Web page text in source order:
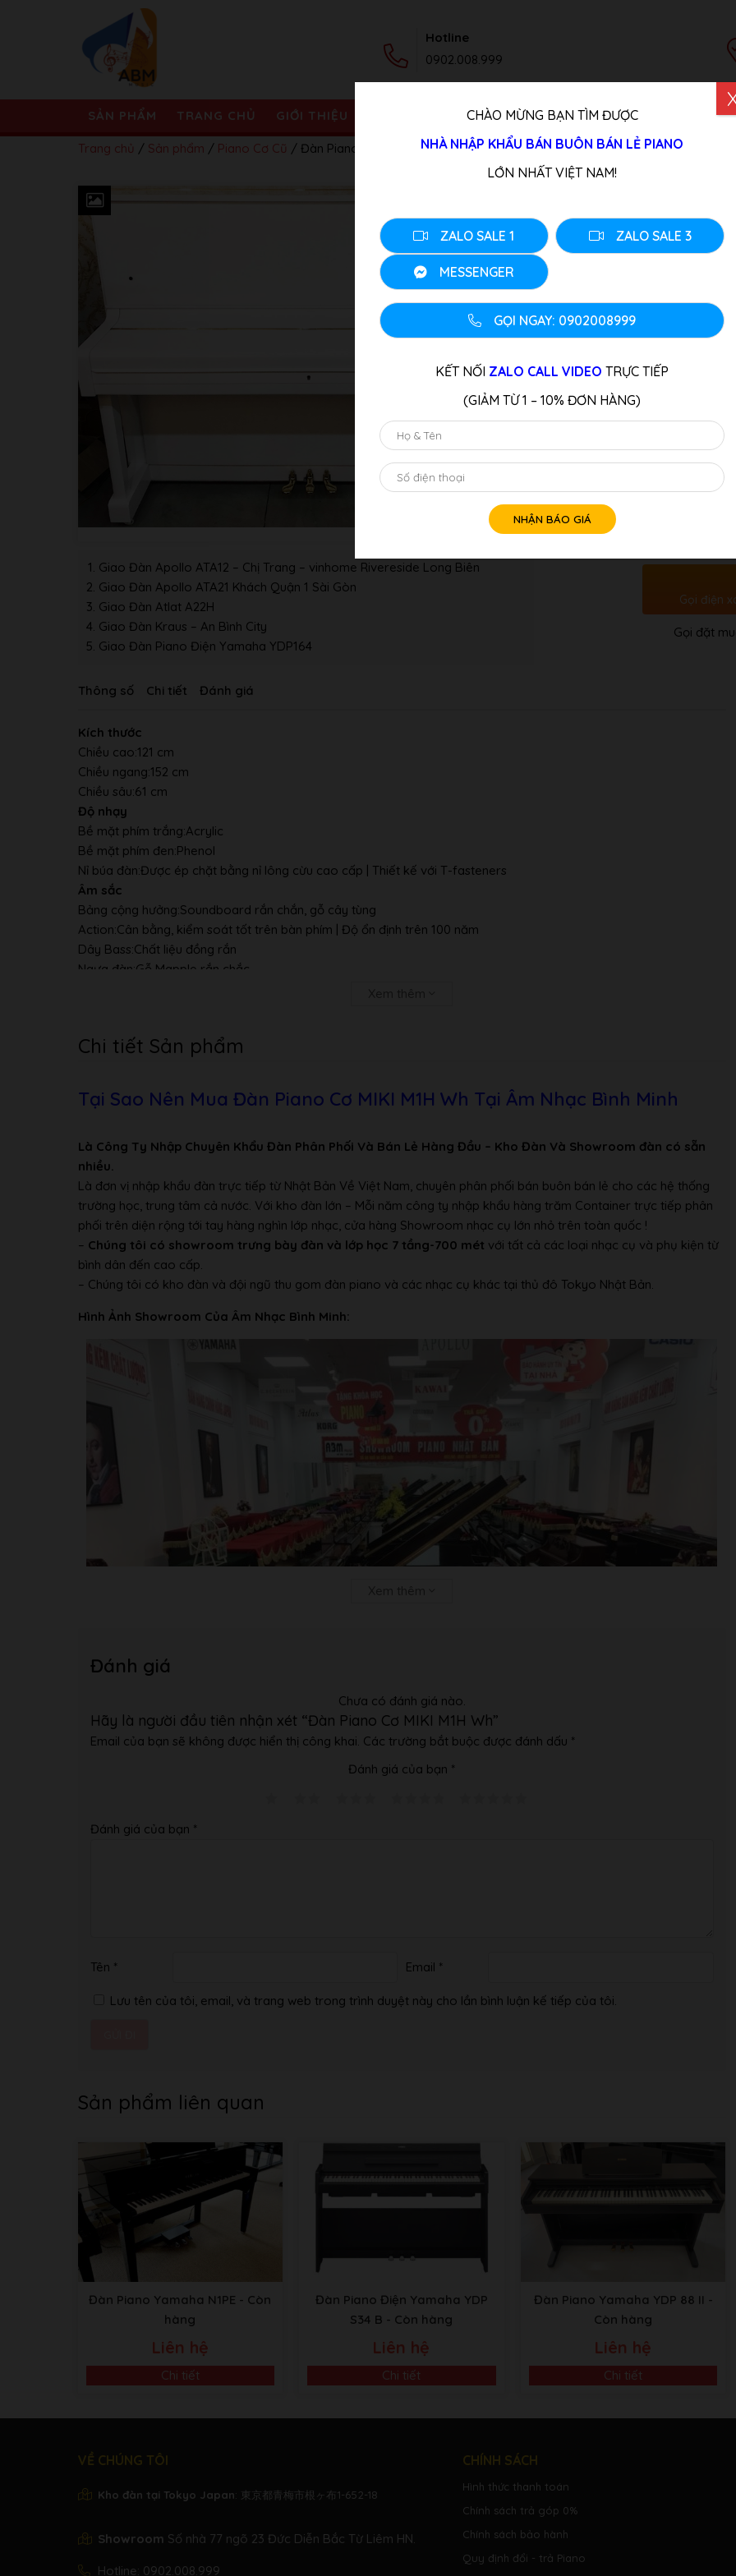
Hotline
0902.008.999
SẢN PHẨM TRANG CHỦ GIỚI THIỆU TIN TỨC LIÊN HỆ
Trang chủ / Sản phẩm / Piano Cơ Cũ / Đàn Piano Cơ MIKI M1H Wh
Giao Đàn Apollo ATA12 – Chị Trang – vinhome Rivereside Long Biên
Giao Đàn Apollo ATA21 Khách Quận 1 Sài Gòn
Giao Đàn Atlat A22H
Giao Đàn Kraus – An Bình City
Giao Đàn Piano Điện Yamaha YDP164
Đàn Piano Cơ MIKI
Thương hiệu:Hãng Khác
Tình trang: Liên Hệ
0₫
Piano Miki là thương hiệu con
nội địa Nhật. Nguyên bản
bảo chất lượng âm thanh và
LƯU Ý:
Quý Khách Liên Hệ: Hotline/
Tư vấn
Gọi điện
Gọi đặt
Thông số Chi tiết Đánh giá
Kích thước
Chiều cao:121 cm
Chiều ngang:152 cm
Chiều sâu:61 cm
Độ nhạy
Bề mặt phím trắng:Acrylic
Bề mặt phím đen:Phenol
Nỉ búa đàn:Được ép chặt bằng nỉ lông cừu cao cấp | Thiết kế với T-fasteners
Âm sắc
Bảng cộng hưởng:Soundboard rắn chắn, gỗ cây tùng
Action:Cân bằng, kiểm soát tốt trên bàn phím | Độ ổn định trên 100 năm
Dây Bass:Chất liệu đồng rắn
Ngựa đàn:Gỗ Mapple rắn chắc
Bánh xe: đồng thau
Khung đàn:Thiết kế V-Pro
Thanh ngang bộ máy cơ:Hợp kim nhôm
Điều kiện khí hậu:
Chi tiết Sản phẩm
Tại Sao Nên Mua Đàn Piano Cơ MIKI M1H Wh Tại Âm Nhạc Bình Minh
Là Công Ty Nhập Chuyên Khẩu Đàn Phân Phối Và Bán Lẻ Hàng Đầu – Kho Đàn Và Showroom đàn có sẵn
nhiều.
Là đơn vị nhập khẩu đàn trực tiếp từ Nhật Bản Về Việt Nam, chuyên phân phối bán buôn bán lẻ cho các hệ thống
trường học, trung tâm cả nước. Với kho đàn lớn – Mỗi năm công ty nhập khẩu hàng trăm Container trực tiếp phân
phối trên diện rộng tới tay hàng nghìn lớp nhạc, cửa hàng Showroom nhạc cụ lớn nhỏ trên toàn quốc !
– Chúng tôi có showroom trưng bày đàn và lớp học 7 tầng-700 mét với tất cả các loại nhạc cụ và phụ kiện từ
bình dân đến cao cấp.
– Chúng tôi có kho đàn và đội ngũ thu gom đàn piano và các nhạc cụ khác tại thủ đô Tokyo Nhật Bản.
Hình Ảnh Showroom Của Âm Nhạc Bình Minh:
Đánh giá
Chưa có đánh giá nào.
Hãy là người đầu tiên nhận xét “Đàn Piano Cơ MIKI M1H Wh”
Email của bạn sẽ không được hiển thị công khai. Các trường bắt buộc được đánh dấu *
Đánh giá của bạn *
Đánh giá của bạn *
Tên * Email *
Lưu tên của tôi, email, và trang web trong trình duyệt này cho lần bình luận kế tiếp của tôi.
Sản phẩm liên quan
Đàn Piano Yamaha N1PE - Còn
hàng
Liên hệ
Chi tiết
Đàn Piano Điện Yamaha YDP
S34 B - Còn hàng
Liên hệ
Chi tiết
Đàn Piano Yamaha YDP 88 II -
Còn hàng
Liên hệ
Chi tiết
VỀ CHÚNG TÔI
Kho đàn tại Tokyo Japan: 東京都青梅市根ヶ布1-652-18
Showroom Số nhà 77 ngõ 23 Đức Diễn Bắc Từ Liêm HN.
Hotline: 0902.008.999
CHÍNH SÁCH
Hình thức thanh toán
Chính sách trả góp 0%
Chính sách bảo hành
Quy định đổi - trả Piano
CHÀO MỪNG BẠN TÌM ĐƯỢC
NHÀ NHẬP KHẨU BÁN BUÔN BÁN LẺ PIANO
LỚN NHẤT VIỆT NAM!
ZALO SALE 1 ZALO SALE 3
MESSENGER
GỌI NGAY: 0902008999
KẾT NỐI ZALO CALL VIDEO TRỰC TIẾP
(GIẢM TỪ 1 – 10% ĐƠN HÀNG)